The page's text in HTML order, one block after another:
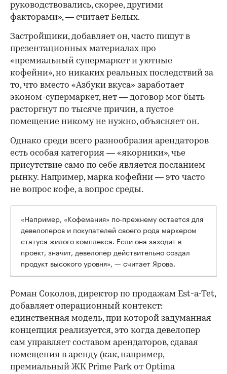
руководствовались, скорее, другими
факторами», — считает Белых.
Застройщики, добавляет он, часто пишут в
презентационных материалах про
«премиальный супермаркет и уютные
кофейни», но никаких реальных последствий за
то, что вместо «Азбуки вкуса» заработает
эконом-супермаркет, нет — договор мог быть
расторгнут по тысяче причин, а пустое
помещение никому не нужно, объясняет он.
Однако среди всего разнообразия арендаторов
есть особая категория — «якорники», чье
присутствие само по себе является посланием
рынку. Например, марка кофейни — это часто
не вопрос кофе, а вопрос среды.
«Например, «Кофемания» по-прежнему остается для
девелоперов и покупателей своего рода маркером
статуса жилого комплекса. Если она заходит в
проект, значит, девелопер действительно создал
продукт высокого уровня», — считает Ярова.
Роман Соколов, директор по продажам Est-a-Tet,
добавляет операционный контекст:
единственная модель, при которой задуманная
концепция реализуется, это когда девелопер
сам управляет составом арендаторов, сдавая
помещения в аренду (как, например,
премиальный ЖК Prime Park от Optima